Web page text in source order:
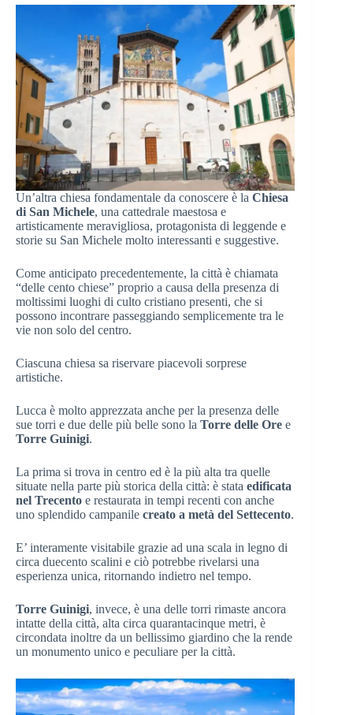
Un’altra chiesa fondamentale da conoscere è la Chiesa
di San Michele, una cattedrale maestosa e
artisticamente meravigliosa, protagonista di leggende e
storie su San Michele molto interessanti e suggestive.
Come anticipato precedentemente, la città è chiamata
“delle cento chiese” proprio a causa della presenza di
moltissimi luoghi di culto cristiano presenti, che si
possono incontrare passeggiando semplicemente tra le
vie non solo del centro.
Ciascuna chiesa sa riservare piacevoli sorprese
artistiche.
Lucca è molto apprezzata anche per la presenza delle
sue torri e due delle più belle sono la Torre delle Ore e
Torre Guinigi.
La prima si trova in centro ed è la più alta tra quelle
situate nella parte più storica della città: è stata edificata
nel Trecento e restaurata in tempi recenti con anche
uno splendido campanile creato a metà del Settecento.
E’ interamente visitabile grazie ad una scala in legno di
circa duecento scalini e ciò potrebbe rivelarsi una
esperienza unica, ritornando indietro nel tempo.
Torre Guinigi, invece, è una delle torri rimaste ancora
intatte della città, alta circa quarantacinque metri, è
circondata inoltre da un bellissimo giardino che la rende
un monumento unico e peculiare per la città.